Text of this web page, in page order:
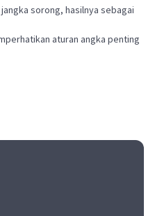
sorong, hasilnya sebagai
aturan angka penting